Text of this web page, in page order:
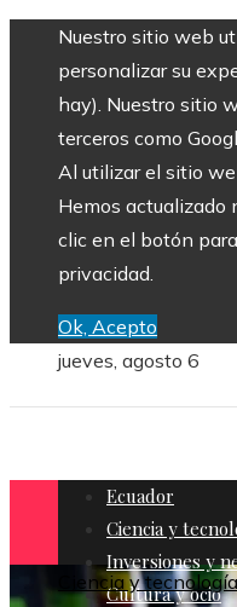
Nuestro sitio web
personalizar su
hay). Nuestro sitio
terceros como
Al utilizar el sitio
Hemos actualizado
clic en el botón
privacidad.
Ok, Acepto
jueves, agosto 6
Ecuador
Ciencia y
Inversiones y
Cultura y ocio
Ciencia y tecnología